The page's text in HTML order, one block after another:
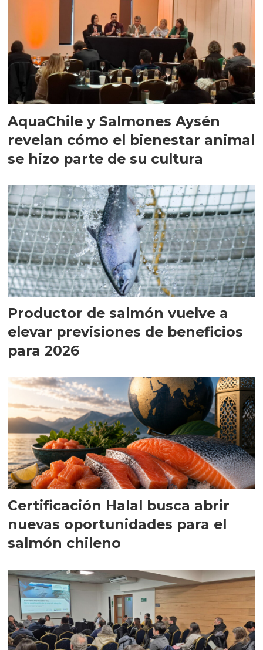
AquaChile y Salmones Aysén
revelan cómo el bienestar animal
se hizo parte de su cultura
Productor de salmón vuelve a
elevar previsiones de beneficios
para 2026
Certificación Halal busca abrir
nuevas oportunidades para el
salmón chileno